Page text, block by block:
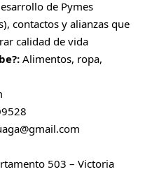
de Pymes
contactos y alianzas que
calidad de vida
Alimentos, ropa,
503 – Victoria